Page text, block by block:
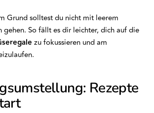
Grund solltest du nicht mit leerem
gehen. So fällt es dir leichter, dich auf die
zu fokussieren und am
Rezepte